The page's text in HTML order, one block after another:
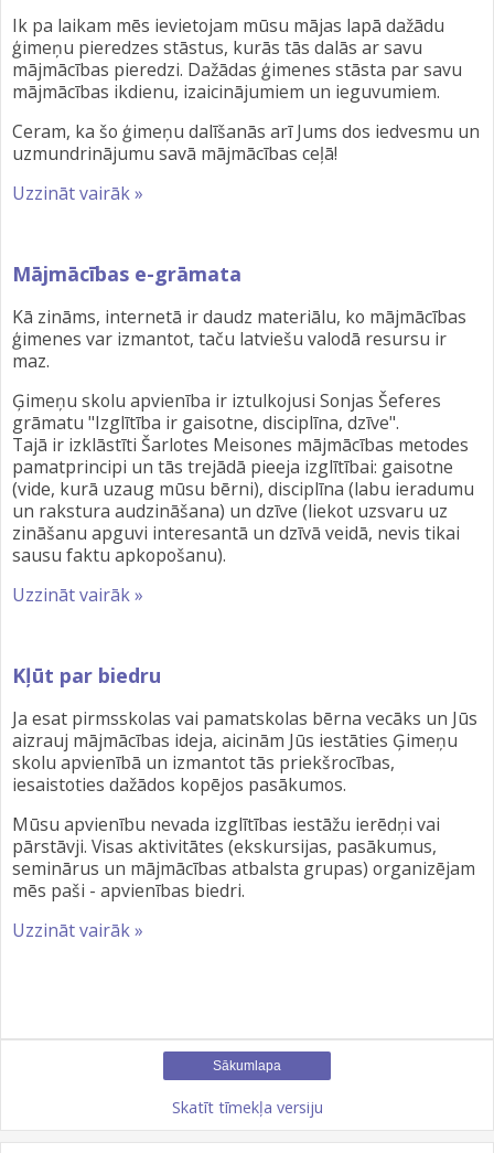
Ik pa laikam mēs ievietojam mūsu mājas lapā dažādu
ģimeņu pieredzes stāstus, kurās tās dalās ar savu
mājmācības pieredzi. Dažādas ģimenes stāsta par savu
mājmācības ikdienu, izaicinājumiem un ieguvumiem.
Ceram, ka šo ģimeņu dalīšanās arī Jums dos iedvesmu un
uzmundrinājumu savā mājmācības ceļā!
Uzzināt vairāk »
Mājmācības e-grāmata
Kā zināms, internetā ir daudz materiālu, ko mājmācības
ģimenes var izmantot, taču latviešu valodā resursu ir
maz.
Ģimeņu skolu apvienība ir iztulkojusi Sonjas Šeferes
grāmatu "Izglītība ir gaisotne, disciplīna, dzīve".
Tajā ir izklāstīti Šarlotes Meisones mājmācības metodes
pamatprincipi un tās trejādā pieeja izglītībai: gaisotne
(vide, kurā uzaug mūsu bērni), disciplīna (labu ieradumu
un rakstura audzināšana) un dzīve (liekot uzsvaru uz
zināšanu apguvi interesantā un dzīvā veidā, nevis tikai
sausu faktu apkopošanu).
Uzzināt vairāk »
Kļūt par biedru
Ja esat pirmsskolas vai pamatskolas bērna vecāks un Jūs
aizrauj mājmācības ideja, aicinām Jūs iestāties Ģimeņu
skolu apvienībā un izmantot tās priekšrocības,
iesaistoties dažādos kopējos pasākumos.
Mūsu apvienību nevada izglītības iestāžu ierēdņi vai
pārstāvji. Visas aktivitātes (ekskursijas, pasākumus,
seminārus un mājmācības atbalsta grupas) organizējam
mēs paši - apvienības biedri.
Uzzināt vairāk »
Sākumlapa
Skatīt tīmekļa versiju